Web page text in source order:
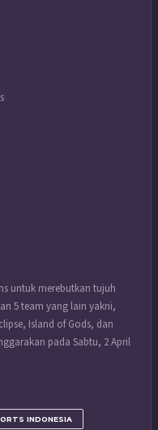
untuk merebutkan tujuh
5 team yang lain yakni,
Island of Gods, dan
pada Sabtu, 2 April
INDONESIA